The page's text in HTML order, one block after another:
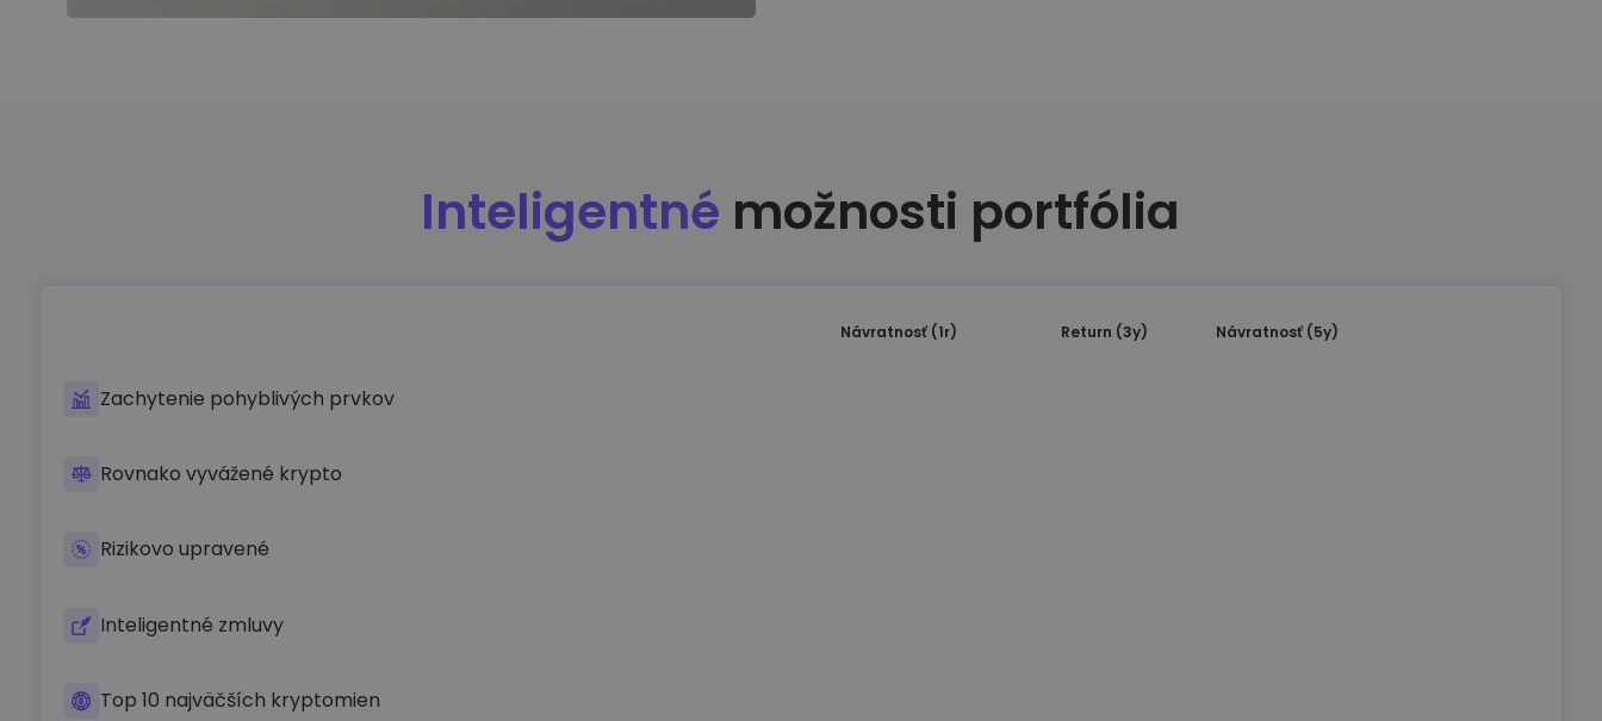
Inteligentné možnosti portfólia
Návratnosť (1r) Return (3y) Návratnosť (5y)
Zachytenie pohyblivých prvkov
Rovnako vyvážené krypto
Rizikovo upravené
Inteligentné zmluvy
Top 10 najväčších kryptomien